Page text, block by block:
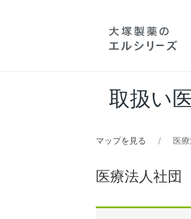
取扱い
マップを見る 医
医療法人社